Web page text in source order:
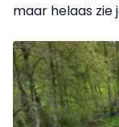
maar helaas zie